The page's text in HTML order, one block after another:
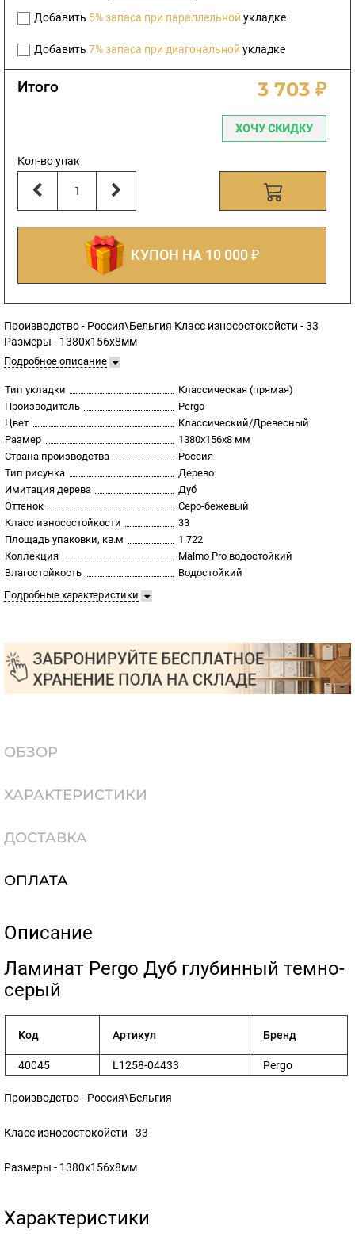
Добавить 5% запаса при параллельной укладке
Добавить 7% запаса при диагональной укладке
Итого 3 703 ₽
ХОЧУ СКИДКУ
Кол-во упак
КУПОН НА 10 000 ₽
Производство - Россия\Бельгия Класс износостокойсти - 33
Размеры - 1380x156x8мм
Подробное описание
Тип укладки
Классическая (прямая)
Производитель
Pergo
Цвет
Классический/Древесный
Размер
1380x156x8 мм
Страна производства
Россия
Тип рисунка
Дерево
Имитация дерева
Дуб
Оттенок
Серо-бежевый
Класс износостойкости
33
Площадь упаковки, кв.м
1.722
Коллекция
Malmo Pro водостойкий
Влагостойкость
Водостойкий
Подробные характеристики
ОБЗОР
ХАРАКТЕРИСТИКИ
ДОСТАВКА
ОПЛАТА
Описание
​Ламинат Pergo Дуб глубинный темно-
серый
Код Артикул Бренд
40045 L1258-04433 Pergo
Производство - Россия\Бельгия
Класс износостокойсти - 33
Размеры - 1380x156x8мм
Характеристики